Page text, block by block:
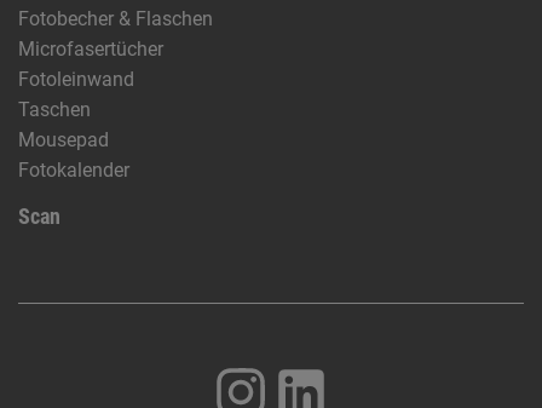
Fotobecher & Flaschen
Microfasertücher
Fotoleinwand
Taschen
Mousepad
Fotokalender
Scan